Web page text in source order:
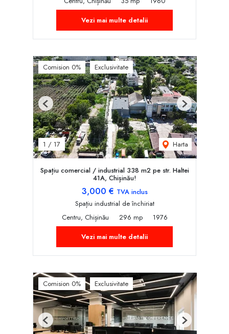
Vezi mai multe detalii
Comision 0% Exclusivitate
1 / 17 Harta
Previous Next
Spațiu comercial / industrial 338 m2 pe str. Haltei
41A, Chișinău!
3,000 € TVA inclus
Spațiu industrial de închiriat
Centru, Chișinău
296 mp
1976
Vezi mai multe detalii
Comision 0% Exclusivitate
Previous Next